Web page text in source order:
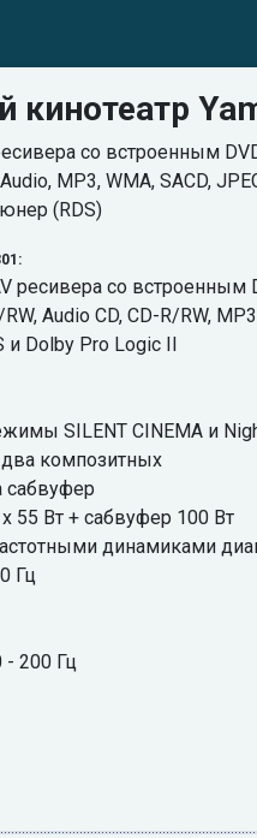
со встроенным
MP3, WMA, SACD,
(RDS)
ресивера со встроенным
Audio CD, CD-R/RW,
Dolby Pro Logic II
SILENT CINEMA и
композитных
сабвуфер
55 Вт + сабвуфер 100 Вт
динамиками
Гц
- 200 Гц